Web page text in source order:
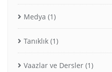
Medya (1)
Tanıklık (1)
Vaazlar ve Dersler (1)